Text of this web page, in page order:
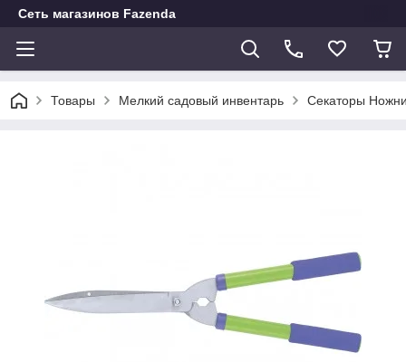
Сеть магазинов Fazenda
Товары Мелкий садовый инвентарь Секаторы